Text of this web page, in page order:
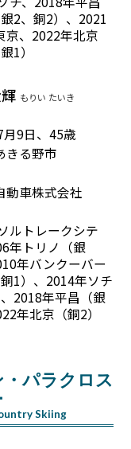
銀2、銅2）、2021
京、2022年北京
1）
もりい たいき
9日、45歳
きる野市
動車株式会社
ルトレークシテ
年トリノ（銀
年バンクーバー
銅1）、2014年ソチ
、2018年平昌（銀
年北京（銅2）
パラクロス
Skiing